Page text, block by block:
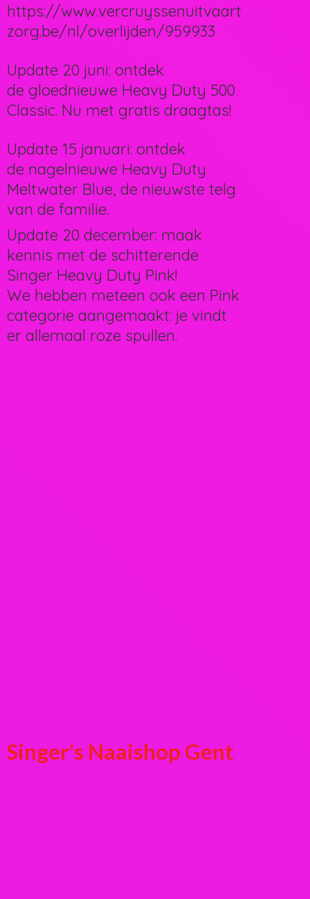
Singer's Naaishop Gent
https://www.vercruyssenuitvaart
zorg.be/nl/overlijden/959933
Update 20 juni: ontdek
de gloednieuwe Heavy Duty 500
Classic. Nu met gratis draagtas!
Update 15 januari: ontdek
de nagelnieuwe Heavy Duty
Meltwater Blue, de nieuwste telg
van de familie.
Update 20 december: maak
kennis met de schitterende
Singer Heavy Duty Pink!
We hebben meteen ook een Pink
categorie aangemaakt: je vindt
er allemaal roze spullen.